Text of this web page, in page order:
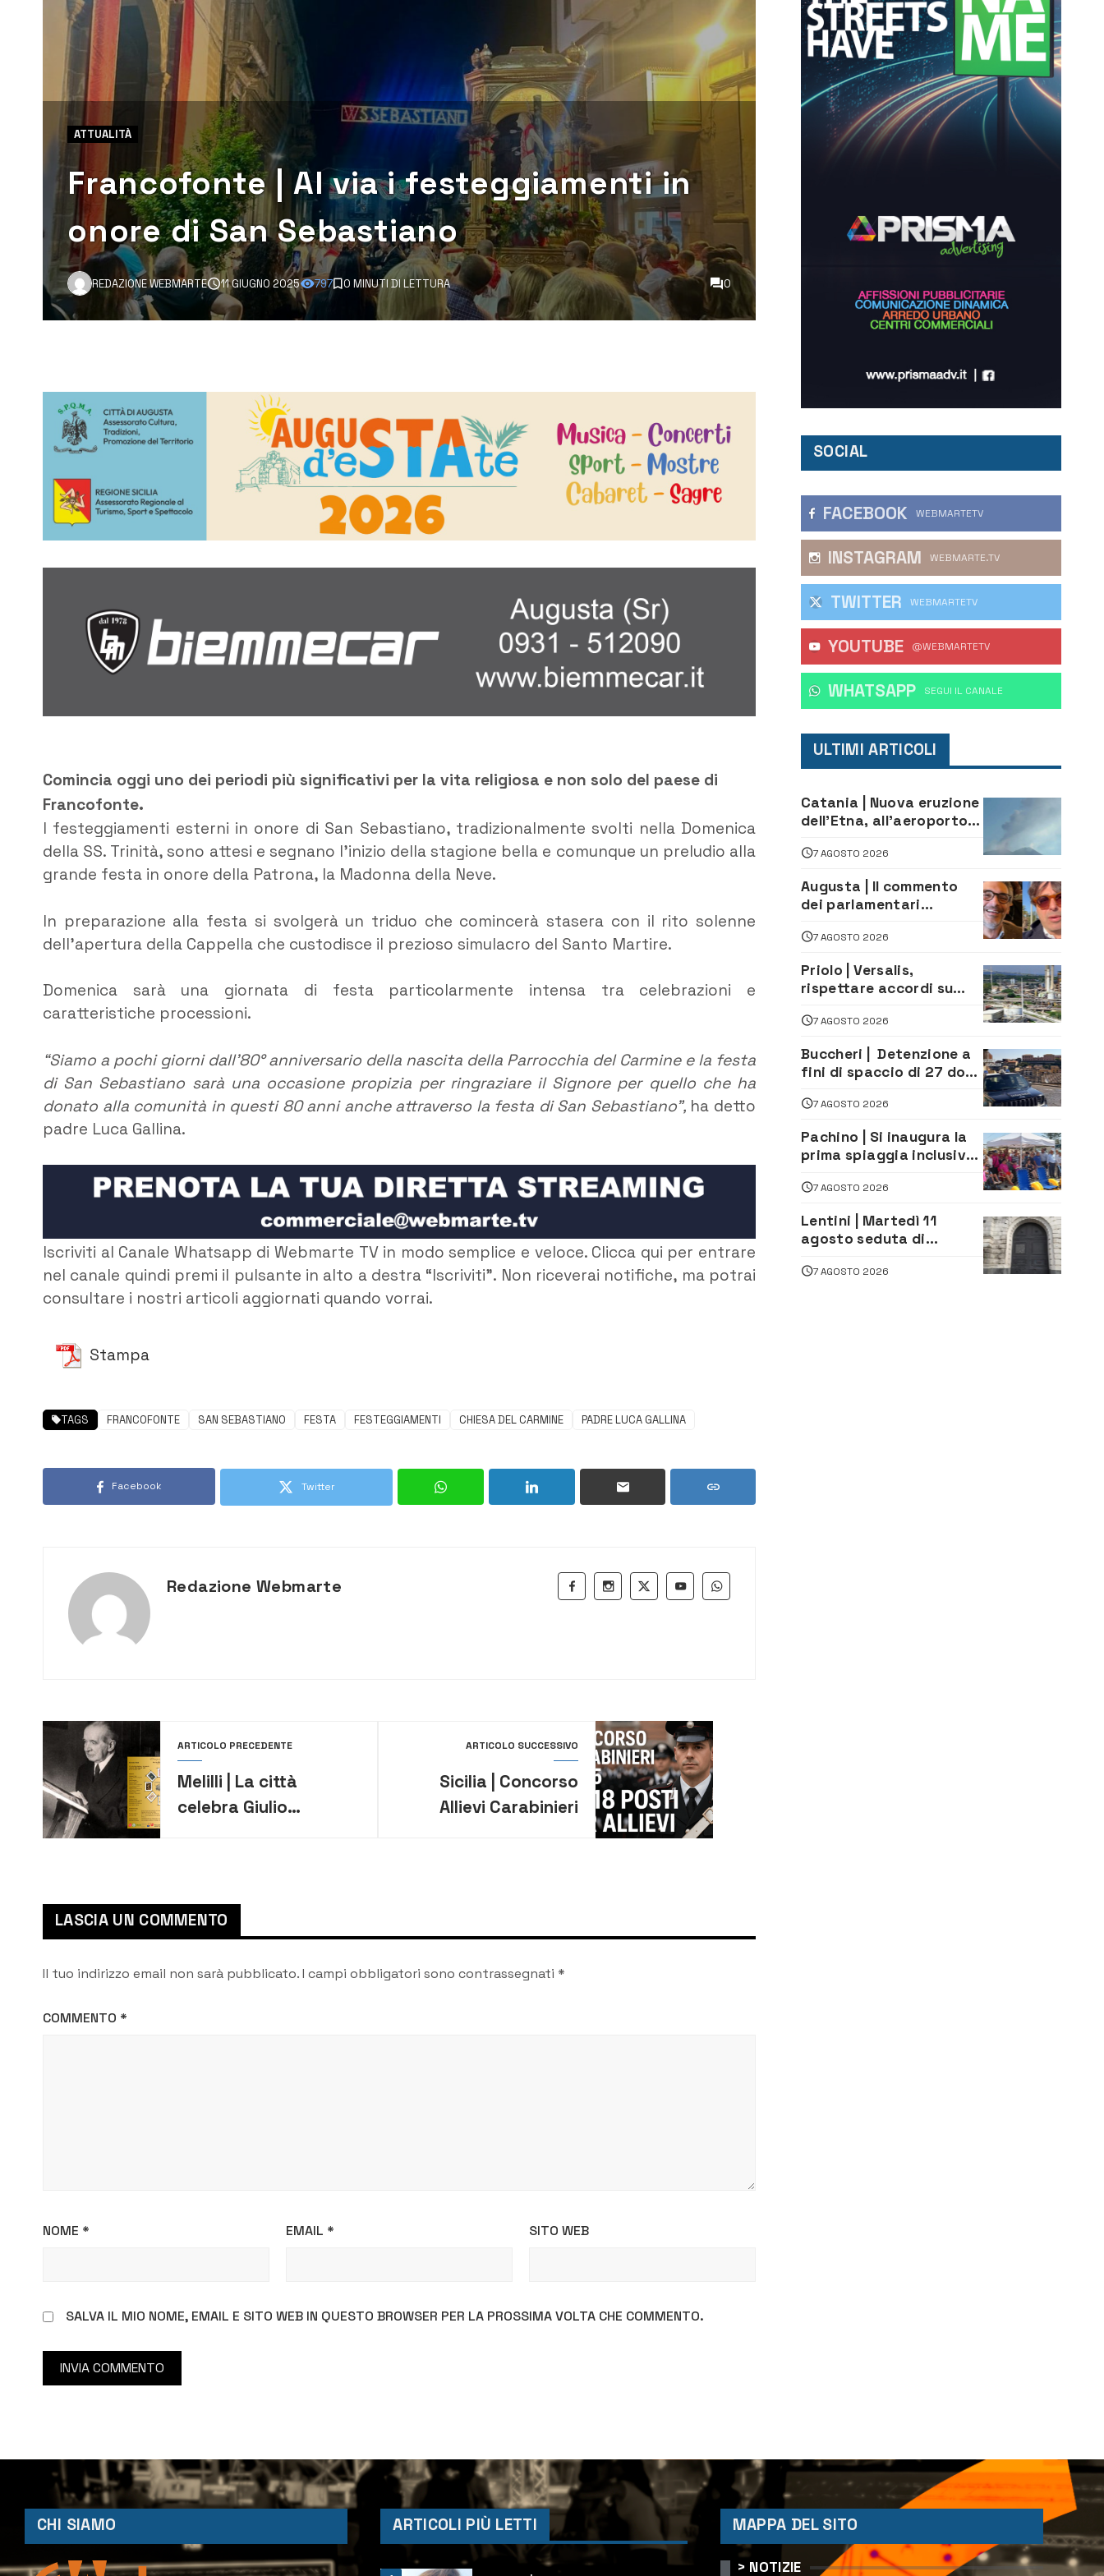
ATTUALITÀ
Francofonte | Al via i festeggiamenti in
onore di San Sebastiano
REDAZIONE WEBMARTE 11 GIUGNO 2025 797 0 MINUTI DI LETTURA 0
Comincia oggi uno dei periodi più significativi per la vita religiosa e non solo del paese di
Francofonte.
I festeggiamenti esterni in onore di San Sebastiano, tradizionalmente svolti nella Domenica
della SS. Trinità, sono attesi e segnano l’inizio della stagione bella e comunque un preludio alla
grande festa in onore della Patrona, la Madonna della Neve.
In preparazione alla festa si svolgerà un triduo che comincerà stasera con il rito solenne
dell’apertura della Cappella che custodisce il prezioso simulacro del Santo Martire.
Domenica sarà una giornata di festa particolarmente intensa tra celebrazioni e
caratteristiche processioni.
“Siamo a pochi giorni dall’80° anniversario della nascita della Parrocchia del Carmine e la festa
di San Sebastiano sarà una occasione propizia per ringraziare il Signore per quello che ha
donato alla comunità in questi 80 anni anche attraverso la festa di San Sebastiano”, ha detto
padre Luca Gallina.
Iscriviti al Canale Whatsapp di Webmarte TV in modo semplice e veloce. Clicca qui per entrare
nel canale quindi premi il pulsante in alto a destra “Iscriviti”. Non riceverai notifiche, ma potrai
consultare i nostri articoli aggiornati quando vorrai.
Stampa
TAGS FRANCOFONTE SAN SEBASTIANO FESTA FESTEGGIAMENTI CHIESA DEL CARMINE PADRE LUCA GALLINA
Facebook Twitter
Redazione Webmarte
ARTICOLO PRECEDENTE
Melilli | La città
celebra Giulio
Italia Nostra
ARTICOLO SUCCESSIVO
Sicilia | Concorso
Allievi Carabinieri
LASCIA UN COMMENTO
Il tuo indirizzo email non sarà pubblicato.I campi obbligatori sono contrassegnati *
COMMENTO *
NOME * EMAIL * SITO WEB
SALVA IL MIO NOME, EMAIL E SITO WEB IN QUESTO BROWSER PER LA PROSSIMA VOLTA CHE COMMENTO.
SOCIAL
FACEBOOK WEBMARTETV
INSTAGRAM WEBMARTE.TV
TWITTER WEBMARTETV
YOUTUBE @WEBMARTETV
WHATSAPP ‎SEGUI IL CANALE
ULTIMI ARTICOLI
Catania | Nuova eruzione
dell’Etna, all’aeroporto
dirottati
7 AGOSTO 2026
Augusta | Il commento
dei parlamentari
firma del contatto per il
depuratore
7 AGOSTO 2026
Priolo | Versalis,
rispettare accordi su
lavoro. Il sindaco scrive
alla società
7 AGOSTO 2026
Buccheri | Detenzione a
fini di spaccio di 27 dosi
20enni
7 AGOSTO 2026
Pachino | Si inaugura la
prima spiaggia inclusiva
assistenza e prevenzione
aperte a tutti
7 AGOSTO 2026
Lentini | Martedì 11
agosto seduta di
7 AGOSTO 2026
CHI SIAMO ARTICOLI PIÙ LETTI MAPPA DEL SITO
> NOTIZIE